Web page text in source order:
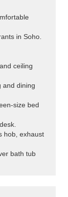
in Soho.
ceiling
and dining
size bed
hob, exhaust
bath tub